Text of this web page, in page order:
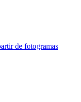
de fotogramas